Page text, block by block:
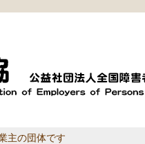
主の団体です